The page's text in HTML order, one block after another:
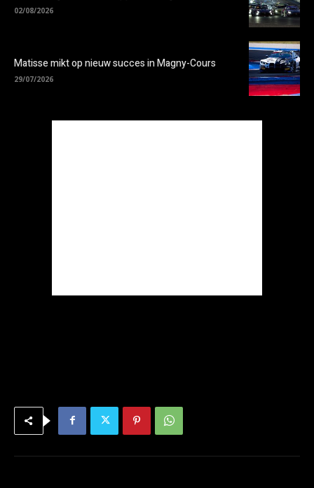
02/08/2026
Matisse mikt op nieuw succes in Magny-Cours
29/07/2026